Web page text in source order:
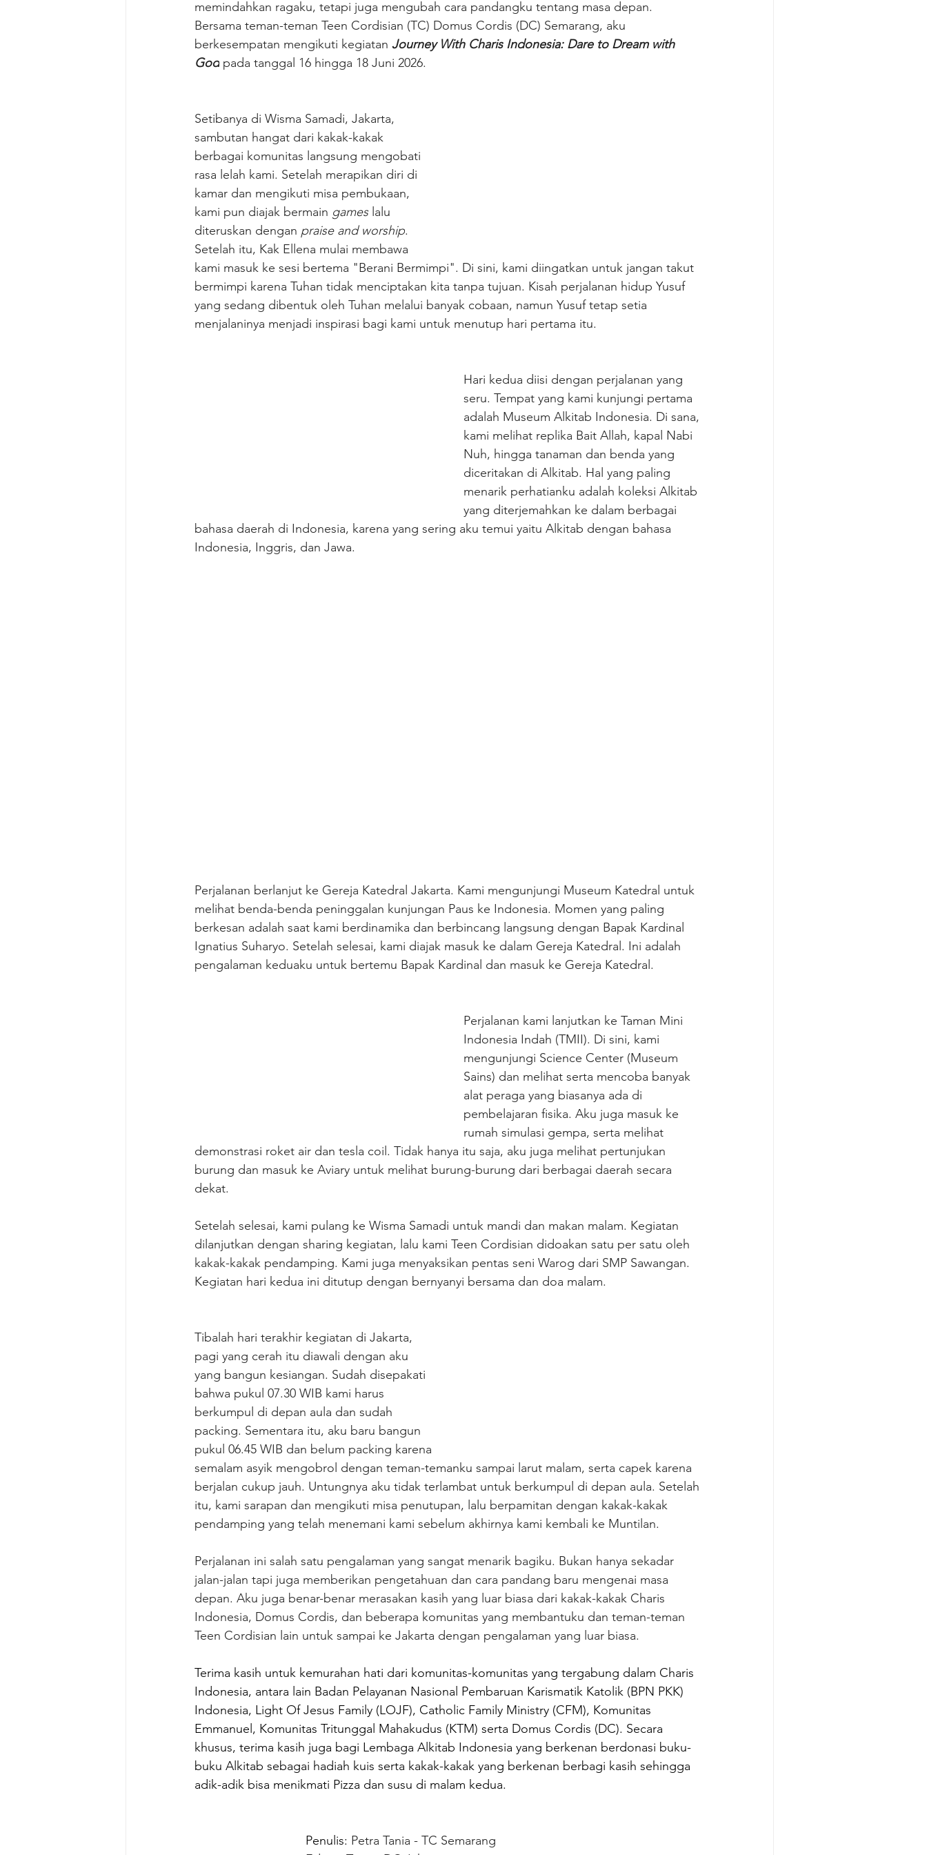
memindahkan ragaku, tetapi juga mengubah cara pandangku tentang masa depan.
Bersama teman-teman Teen Cordisian (TC) Domus Cordis (DC) Semarang, aku
berkesempatan mengikuti kegiatan Journey With Charis Indonesia: Dare to Dream with
God pada tanggal 16 hingga 18 Juni 2026.
Setibanya di Wisma Samadi, Jakarta,
sambutan hangat dari kakak-kakak
berbagai komunitas langsung mengobati
rasa lelah kami. Setelah merapikan diri di
kamar dan mengikuti misa pembukaan,
kami pun diajak bermain games lalu
diteruskan dengan praise and worship.
Setelah itu, Kak Ellena mulai membawa
kami masuk ke sesi bertema "Berani Bermimpi". Di sini, kami diingatkan untuk jangan takut
bermimpi karena Tuhan tidak menciptakan kita tanpa tujuan. Kisah perjalanan hidup Yusuf
yang sedang dibentuk oleh Tuhan melalui banyak cobaan, namun Yusuf tetap setia
menjalaninya menjadi inspirasi bagi kami untuk menutup hari pertama itu.
Hari kedua diisi dengan perjalanan yang
seru. Tempat yang kami kunjungi pertama
adalah Museum Alkitab Indonesia. Di sana,
kami melihat replika Bait Allah, kapal Nabi
Nuh, hingga tanaman dan benda yang
diceritakan di Alkitab. Hal yang paling
menarik perhatianku adalah koleksi Alkitab
yang diterjemahkan ke dalam berbagai
bahasa daerah di Indonesia, karena yang sering aku temui yaitu Alkitab dengan bahasa
Indonesia, Inggris, dan Jawa.
Perjalanan berlanjut ke Gereja Katedral Jakarta. Kami mengunjungi Museum Katedral untuk
melihat benda-benda peninggalan kunjungan Paus ke Indonesia. Momen yang paling
berkesan adalah saat kami berdinamika dan berbincang langsung dengan Bapak Kardinal
Ignatius Suharyo. Setelah selesai, kami diajak masuk ke dalam Gereja Katedral. Ini adalah
pengalaman keduaku untuk bertemu Bapak Kardinal dan masuk ke Gereja Katedral.
Perjalanan kami lanjutkan ke Taman Mini
Indonesia Indah (TMII). Di sini, kami
mengunjungi Science Center (Museum
Sains) dan melihat serta mencoba banyak
alat peraga yang biasanya ada di
pembelajaran fisika. Aku juga masuk ke
rumah simulasi gempa, serta melihat
demonstrasi roket air dan tesla coil. Tidak hanya itu saja, aku juga melihat pertunjukan
burung dan masuk ke Aviary untuk melihat burung-burung dari berbagai daerah secara
dekat.
Setelah selesai, kami pulang ke Wisma Samadi untuk mandi dan makan malam. Kegiatan
dilanjutkan dengan sharing kegiatan, lalu kami Teen Cordisian didoakan satu per satu oleh
kakak-kakak pendamping. Kami juga menyaksikan pentas seni Warog dari SMP Sawangan.
Kegiatan hari kedua ini ditutup dengan bernyanyi bersama dan doa malam.
Tibalah hari terakhir kegiatan di Jakarta,
pagi yang cerah itu diawali dengan aku
yang bangun kesiangan. Sudah disepakati
bahwa pukul 07.30 WIB kami harus
berkumpul di depan aula dan sudah
packing. Sementara itu, aku baru bangun
pukul 06.45 WIB dan belum packing karena
semalam asyik mengobrol dengan teman-temanku sampai larut malam, serta capek karena
berjalan cukup jauh. Untungnya aku tidak terlambat untuk berkumpul di depan aula. Setelah
itu, kami sarapan dan mengikuti misa penutupan, lalu berpamitan dengan kakak-kakak
pendamping yang telah menemani kami sebelum akhirnya kami kembali ke Muntilan.
Perjalanan ini salah satu pengalaman yang sangat menarik bagiku. Bukan hanya sekadar
jalan-jalan tapi juga memberikan pengetahuan dan cara pandang baru mengenai masa
depan. Aku juga benar-benar merasakan kasih yang luar biasa dari kakak-kakak Charis
Indonesia, Domus Cordis, dan beberapa komunitas yang membantuku dan teman-teman
Teen Cordisian lain untuk sampai ke Jakarta dengan pengalaman yang luar biasa.
Terima kasih untuk kemurahan hati dari komunitas-komunitas yang tergabung dalam Charis
Indonesia, antara lain Badan Pelayanan Nasional Pembaruan Karismatik Katolik (BPN PKK)
Indonesia, Light Of Jesus Family (LOJF), Catholic Family Ministry (CFM), Komunitas
Emmanuel, Komunitas Tritunggal Mahakudus (KTM) serta Domus Cordis (DC). Secara
khusus, terima kasih juga bagi Lembaga Alkitab Indonesia yang berkenan berdonasi buku-
buku Alkitab sebagai hadiah kuis serta kakak-kakak yang berkenan berbagi kasih sehingga
adik-adik bisa menikmati Pizza dan susu di malam kedua.
Penulis: Petra Tania - TC Semarang